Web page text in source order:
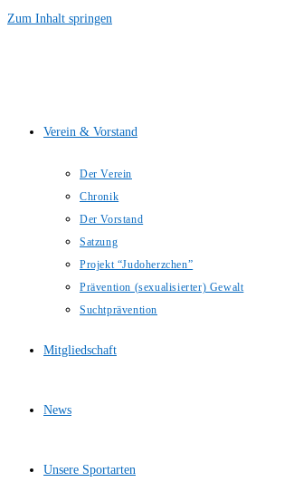
Zum Inhalt springen
Verein & Vorstand
Der Verein
Chronik
Der Vorstand
Satzung
Projekt “Judoherzchen”
Prävention (sexualisierter) Gewalt
Suchtprävention
Mitgliedschaft
News
Unsere Sportarten